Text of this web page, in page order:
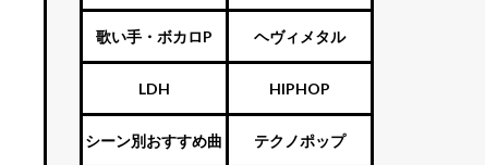
ジャニーズ）
ター スト
歌い手・ボカロP ヘヴィメタル
LDH HIPHOP
シーン別おすすめ曲 テクノポップ